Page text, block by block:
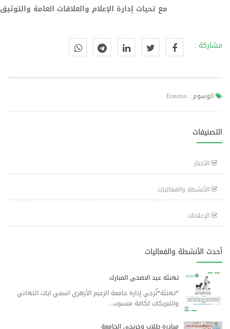
مع تحيات إدارة الإعلام والعلاقات العامة والتوثيق
مشاركة :
الوسوم : Erasmus
التصنيفات
الأخبار
الأنشطة والفعاليات
الإعلانات
أحدث الأنشطة والفعاليات
تهنئة عيد الاضحى المبارك
*تهنئة*تُزجي إدارة جامعة الزعيم الأزهري اسمي ايات التهاني
والتبريكات لكافة منسوب...
مبادرة طلاب وخريجي الجامعة